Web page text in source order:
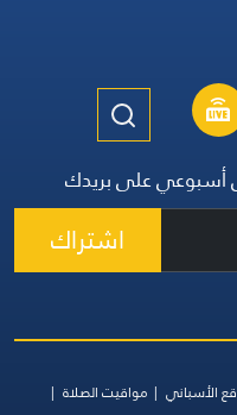
أسبوعي على بريدك
اشتراك
الأسباني
مواقيت الصلاة